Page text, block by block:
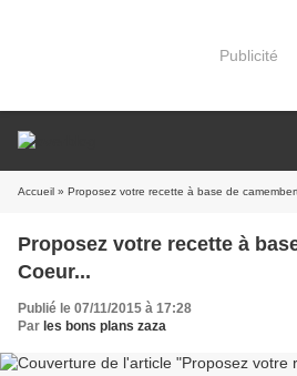
Publicité
Accueil » Proposez votre recette à base de camembert
Proposez votre recette à
Coeur...
Publié le 07/11/2015 à 17:28
Par les bons plans zaza